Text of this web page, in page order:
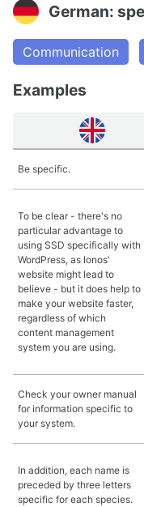
German:
Communication
Examples
Be specific.
To be clear - there's no
particular advantage to
using SSD specifically with
WordPress, as Ionos'
website might lead to
believe - but it does help to
make your website faster,
regardless of which
content management
system you are using.
Check your owner manual
for information specific to
your system.
In addition, each name is
preceded by three letters
specific for each species.